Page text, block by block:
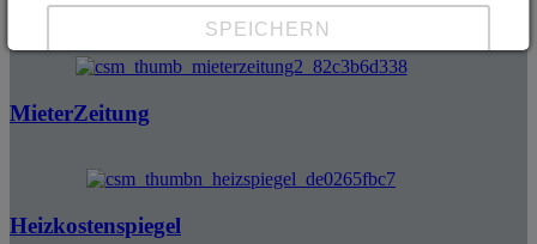
MieterZeitung
Heizkostenspiegel
SPEICHERN